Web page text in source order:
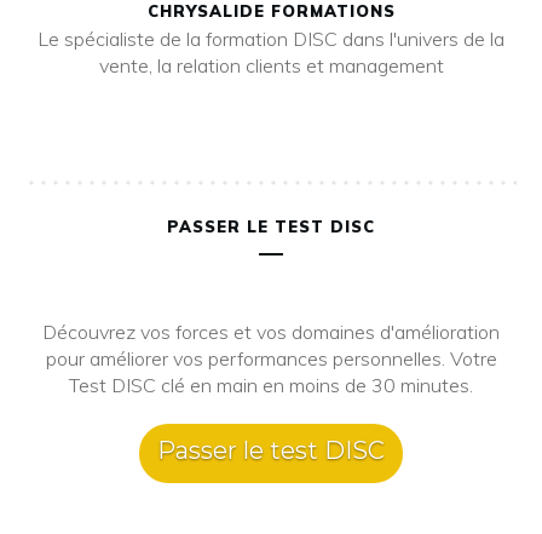
CHRYSALIDE FORMATIONS
Le spécialiste de la formation DISC dans l'univers de la
vente, la relation clients et management
PASSER LE TEST DISC
Découvrez vos forces et vos domaines d'amélioration
pour améliorer vos performances personnelles. Votre
Test DISC clé en main en moins de 30 minutes.
Passer le test DISC